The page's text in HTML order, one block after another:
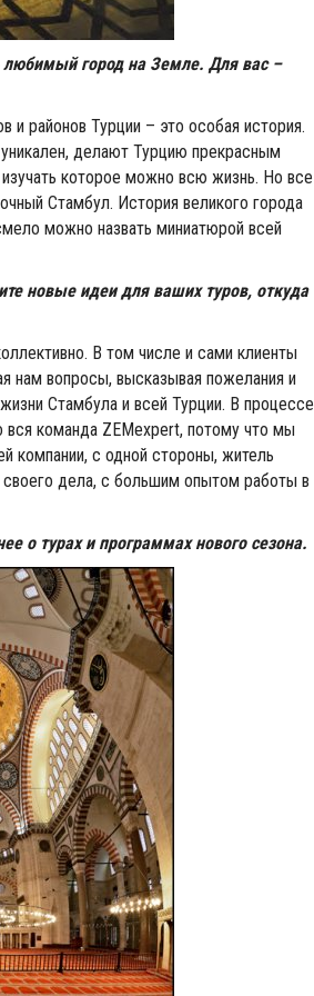
любимый город на Земле. Для вас –
и районов Турции – это особая история.
делают Турцию прекрасным
которое можно всю жизнь. Но все
Стамбул. История великого города
можно назвать миниатюрой всей
новые идеи для ваших туров, откуда
В том числе и сами клиенты
нам вопросы, высказывая пожелания и
Стамбула и всей Турции. В процессе
вся команда ZEMexpert, потому что мы
компании, с одной стороны, житель
дела, с большим опытом работы в
о турах и программах нового сезона.